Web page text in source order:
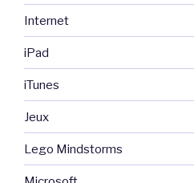
Internet
iPad
iTunes
Jeux
Lego Mindstorms